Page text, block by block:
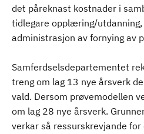
det påreknast kostnader i
tidlegare opplæring/utdanning,
administrasjon av fornying av
Samferdselsdepartementet
treng om lag 13 nye årsverk
vald. Dersom prøvemodellen
om lag 28 nye årsverk.
verkar så ressurskrevjande